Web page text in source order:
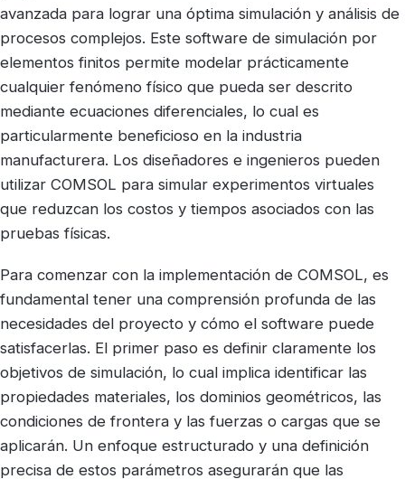
avanzada para lograr una óptima simulación y análisis de
procesos complejos. Este software de simulación por
elementos finitos permite modelar prácticamente
cualquier fenómeno físico que pueda ser descrito
mediante ecuaciones diferenciales, lo cual es
particularmente beneficioso en la industria
manufacturera. Los diseñadores e ingenieros pueden
utilizar COMSOL para simular experimentos virtuales
que reduzcan los costos y tiempos asociados con las
pruebas físicas.
Para comenzar con la implementación de COMSOL, es
fundamental tener una comprensión profunda de las
necesidades del proyecto y cómo el software puede
satisfacerlas. El primer paso es definir claramente los
objetivos de simulación, lo cual implica identificar las
propiedades materiales, los dominios geométricos, las
condiciones de frontera y las fuerzas o cargas que se
aplicarán. Un enfoque estructurado y una definición
precisa de estos parámetros asegurarán que las